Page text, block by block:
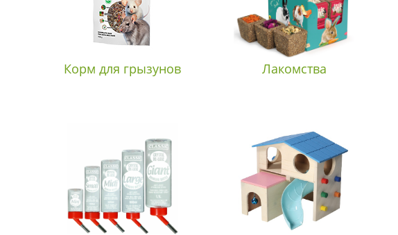
Корм для грызунов Лакомства